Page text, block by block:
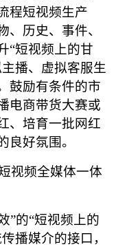
程短视频生产
、历史、事件、
“短视频上的甘
播、虚拟客服生
鼓励有条件的市
电商带货大赛或
、培育一批网红
良好氛围。
频全媒体一体
”的“短视频上的
播媒介的接口，